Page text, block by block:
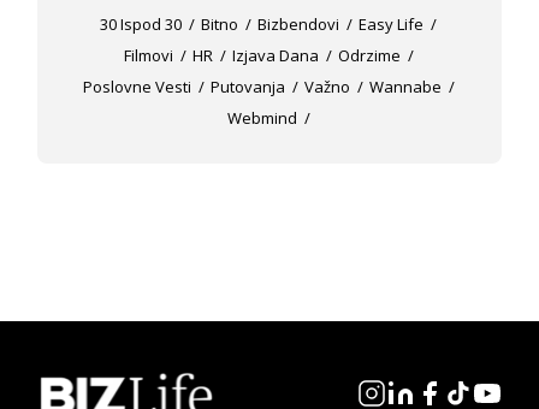
30 Ispod 30 Bitno Bizbendovi
Easy Life
Filmovi
HR Izjava Dana
Odrzime
Poslovne Vesti
Putovanja Važno
Wannabe
Webmind